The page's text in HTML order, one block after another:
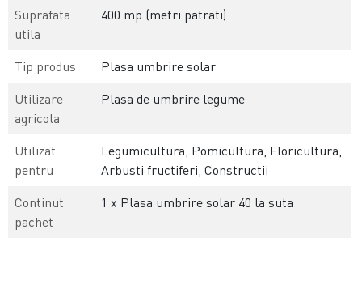
Suprafata
utila
400 mp (metri patrati)
Tip produs
Plasa umbrire solar
Utilizare
agricola
Plasa de umbrire legume
Utilizat
pentru
Legumicultura, Pomicultura, Floricultura,
Arbusti fructiferi, Constructii
Continut
pachet
1 x Plasa umbrire solar 40 la suta